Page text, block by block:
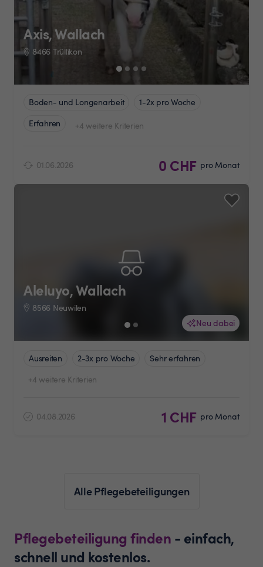
Axis, Wallach
8466 Trüllikon
Boden- und Longenarbeit
1-2x pro Woche
Erfahren
+4 weitere Kriterien
01.06.2026 0 CHF pro Monat
Neu dabei
Aleluyo, Wallach
8566 Neuwilen
Ausreiten 2-3x pro Woche
Sehr erfahren
+4 weitere Kriterien
04.08.2026 1 CHF pro Monat
Alle Pflegebeteiligungen
Pflegebeteiligung finden - einfach,
schnell und kostenlos.